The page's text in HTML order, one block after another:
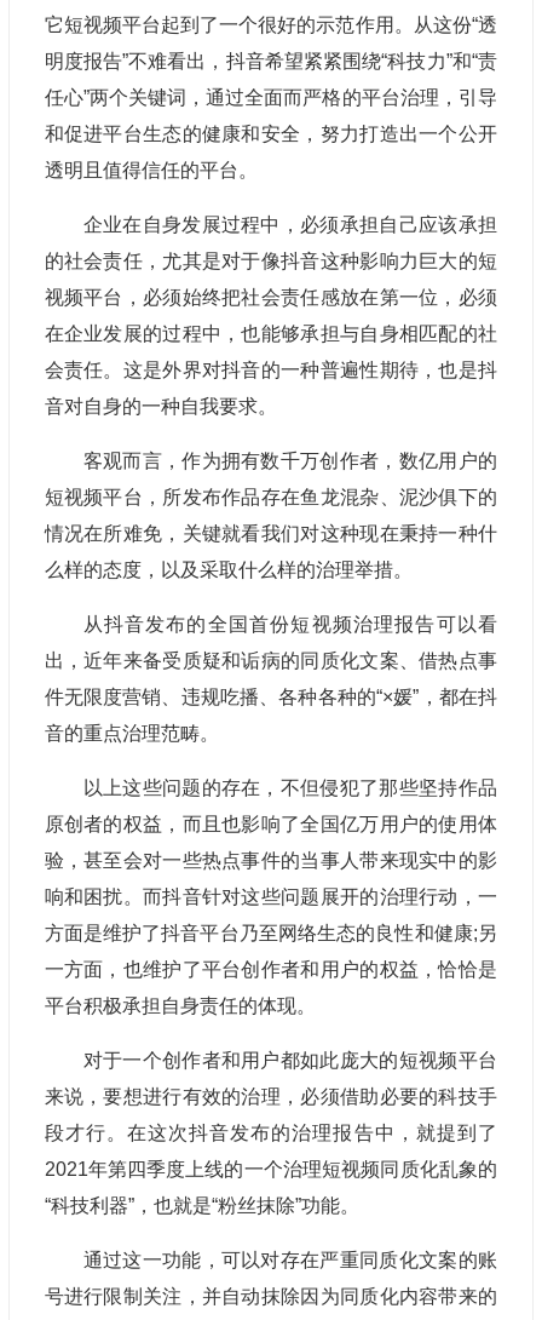
它短视频平台起到了一个很好的示范作用。从这份“透
明度报告”不难看出，抖音希望紧紧围绕“科技力”和“责
任心”两个关键词，通过全面而严格的平台治理，引导
和促进平台生态的健康和安全，努力打造出一个公开
透明且值得信任的平台。
企业在自身发展过程中，必须承担自己应该承担
的社会责任，尤其是对于像抖音这种影响力巨大的短
视频平台，必须始终把社会责任感放在第一位，必须
在企业发展的过程中，也能够承担与自身相匹配的社
会责任。这是外界对抖音的一种普遍性期待，也是抖
音对自身的一种自我要求。
客观而言，作为拥有数千万创作者，数亿用户的
短视频平台，所发布作品存在鱼龙混杂、泥沙俱下的
情况在所难免，关键就看我们对这种现在秉持一种什
么样的态度，以及采取什么样的治理举措。
从抖音发布的全国首份短视频治理报告可以看
出，近年来备受质疑和诟病的同质化文案、借热点事
件无限度营销、违规吃播、各种各种的“×媛”，都在抖
音的重点治理范畴。
以上这些问题的存在，不但侵犯了那些坚持作品
原创者的权益，而且也影响了全国亿万用户的使用体
验，甚至会对一些热点事件的当事人带来现实中的影
响和困扰。而抖音针对这些问题展开的治理行动，一
方面是维护了抖音平台乃至网络生态的良性和健康;另
一方面，也维护了平台创作者和用户的权益，恰恰是
平台积极承担自身责任的体现。
对于一个创作者和用户都如此庞大的短视频平台
来说，要想进行有效的治理，必须借助必要的科技手
段才行。在这次抖音发布的治理报告中，就提到了
2021年第四季度上线的一个治理短视频同质化乱象的
“科技利器”，也就是“粉丝抹除”功能。
通过这一功能，可以对存在严重同质化文案的账
号进行限制关注，并自动抹除因为同质化内容带来的